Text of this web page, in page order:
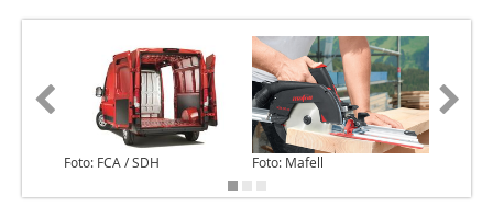
Foto: FCA / SDH Foto: Mafell